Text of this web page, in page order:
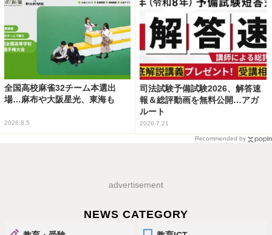
全国高校麻雀32チーム本選出
場…麻布や大阪星光、東海も
2026.8.5
司法試験予備試験2026、解答速
報＆総評動画を無料公開…アガ
ルート
2026.7.21
Recommended by
advertisement
NEWS CATEGORY